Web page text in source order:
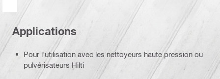
Applications
Pour l'utilisation avec les nettoyeurs haute pression ou
pulvérisateurs Hilti